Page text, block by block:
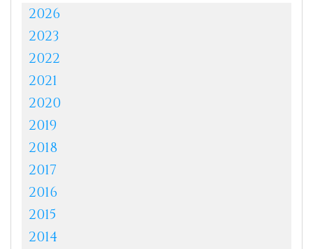
2026
2023
2022
2021
2020
2019
2018
2017
2016
2015
2014